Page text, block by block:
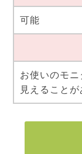
可能
お使いのモ
見えること